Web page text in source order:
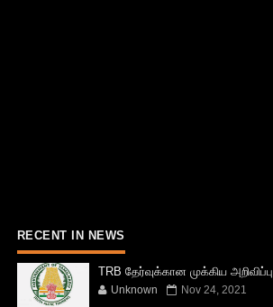
RECENT IN NEWS
TRB தேர்வுக்கான முக்கிய அறிவிப்பு
Unknown Nov 24, 2021